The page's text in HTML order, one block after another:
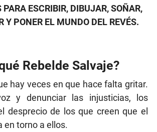
ESCRIBIR, DIBUJAR, SOÑAR,
Y PONER EL MUNDO DEL REVÉS.
Rebelde Salvaje?
hay veces en que hace falta gritar.
y denunciar las injusticias, los
desprecio de los que creen que el
en torno a ellos.